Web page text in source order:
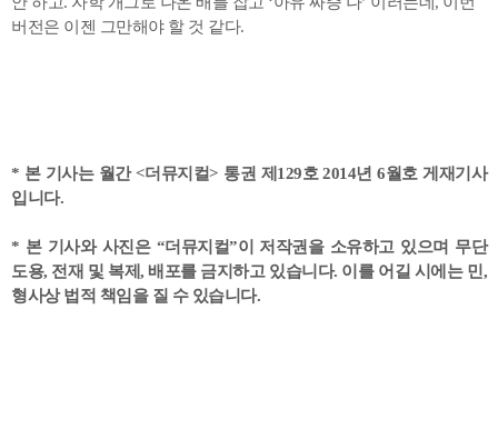
버전은 이젠 그만해야 할 것 같다.
* 본 기사는 월간 <더뮤지컬> 통권 제129호 2014년 6월호 게재기사
입니다.
* 본 기사와 사진은 “더뮤지컬”이 저작권을 소유하고 있으며 무단
도용, 전재 및 복제, 배포를 금지하고 있습니다. 이를 어길 시에는 민,
형사상 법적 책임을 질 수 있습니다.